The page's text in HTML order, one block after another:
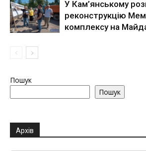
У Кам’янському
реконструкцію
комплексу на
Пошук
Пошук
Архів